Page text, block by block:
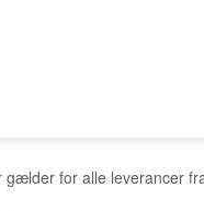
for alle leverancer